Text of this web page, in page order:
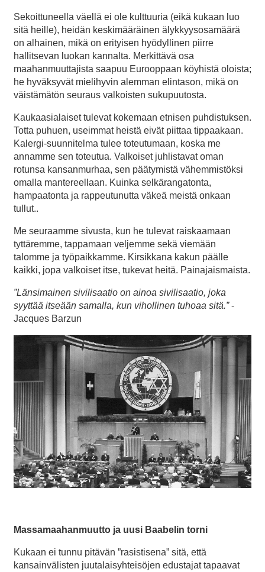
Sekoittuneella väellä ei ole kulttuuria (eikä kukaan luo
sitä heille), heidän keskimääräinen älykkyysosamäärä
on alhainen, mikä on erityisen hyödyllinen piirre
hallitsevan luokan kannalta. Merkittävä osa
maahanmuuttajista saapuu Eurooppaan köyhistä oloista;
he hyväksyvät mielihyvin alemman elintason, mikä on
väistämätön seuraus valkoisten sukupuutosta.
Kaukaasialaiset tulevat kokemaan etnisen puhdistuksen.
Totta puhuen, useimmat heistä eivät piittaa tippaakaan.
Kalergi-suunnitelma tulee toteutumaan, koska me
annamme sen toteutua. Valkoiset juhlistavat oman
rotunsa kansanmurhaa, sen päätymistä vähemmistöksi
omalla mantereellaan. Kuinka selkärangatonta,
hampaatonta ja rappeutunutta väkeä meistä onkaan
tullut..
Me seuraamme sivusta, kun he tulevat raiskaamaan
tyttäremme, tappamaan veljemme sekä viemään
talomme ja työpaikkamme. Kirsikkana kakun päälle
kaikki, jopa valkoiset itse, tukevat heitä. Painajaismaista.
”Länsimainen sivilisaatio on ainoa sivilisaatio, joka
syyttää itseään samalla, kun vihollinen tuhoaa sitä.”-
Jacques Barzun
Massamaahanmuutto ja uusi Baabelin torni
Kukaan ei tunnu pitävän ”rasistisena” sitä, että
kansainvälisten juutalaisyhteisöjen edustajat tapaavat